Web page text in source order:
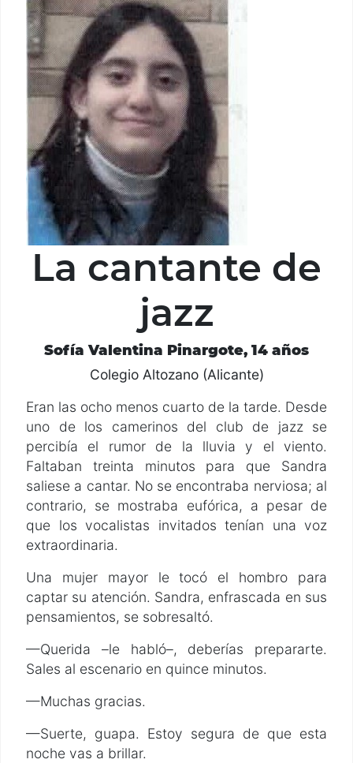
La cantante de
jazz
Sofía Valentina Pinargote, 14 años
Colegio Altozano (Alicante)
Eran las ocho menos cuarto de la tarde. Desde
uno de los camerinos del club de jazz se
percibía el rumor de la lluvia y el viento.
Faltaban treinta minutos para que Sandra
saliese a cantar. No se encontraba nerviosa; al
contrario, se mostraba eufórica, a pesar de
que los vocalistas invitados tenían una voz
extraordinaria.
Una mujer mayor le tocó el hombro para
captar su atención. Sandra, enfrascada en sus
pensamientos, se sobresaltó.
—Querida –le habló–, deberías prepararte.
Sales al escenario en quince minutos.
—Muchas gracias.
—Suerte, guapa. Estoy segura de que esta
noche vas a brillar.